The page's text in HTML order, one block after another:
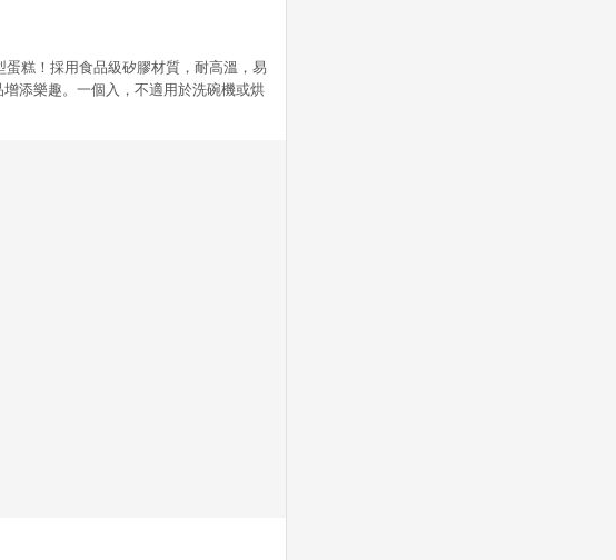
糕！採用食品級矽膠材質，耐高溫，易
添樂趣。一個入，不適用於洗碗機或烘